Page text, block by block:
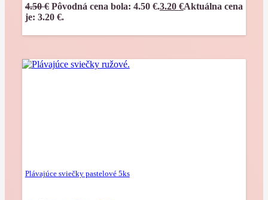
4.50€ Pôvodná cena bola: 4.50 €.3.20 €Aktuálna cena
je: 3.20 €.
Plávajúce sviečky pastelové 5ks